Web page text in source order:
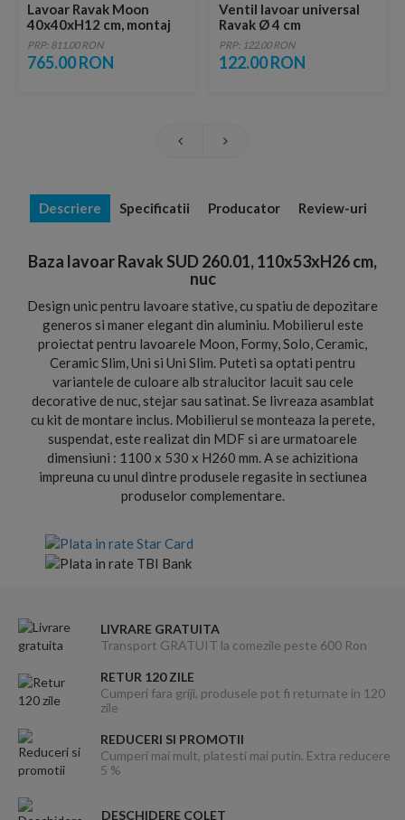
Lavoar Ravak Moon
40x40xH12 cm, montaj
pe blat
PRP: 811.00 RON
765.00 RON
Ventil lavoar universal
Ravak Ø 4 cm
PRP: 122.00 RON
122.00 RON
Descriere Specificatii Producator Review-uri
Baza lavoar Ravak SUD 260.01, 110x53xH26 cm,
nuc
Design unic pentru lavoare stative, cu spatiu de depozitare
generos si maner elegant din aluminiu. Mobilierul este
proiectat pentru lavoarele Moon, Formy, Solo, Ceramic,
Ceramic Slim, Uni si Uni Slim. Puteti sa optati pentru
variantele de culoare alb stralucitor lacuit sau cele
decorative de nuc, stejar sau satinat. Se livreaza asamblat
cu kit de montare inclus. Mobilierul se monteaza la perete,
suspendat, este realizat din MDF si are urmatoarele
dimensiuni : 1100 x 530 x H260 mm. A se achizitiona
impreuna cu unul dintre produsele regasite in sectiunea
produselor complementare.
LIVRARE GRATUITA
Transport GRATUIT la comezile peste 600 Ron
RETUR 120 ZILE
Cumperi fara griji, produsele pot fi returnate in 120
zile
REDUCERI SI PROMOTII
Cumperi mai mult, platesti mai putin. Extra reducere
5 %
DESCHIDERE COLET